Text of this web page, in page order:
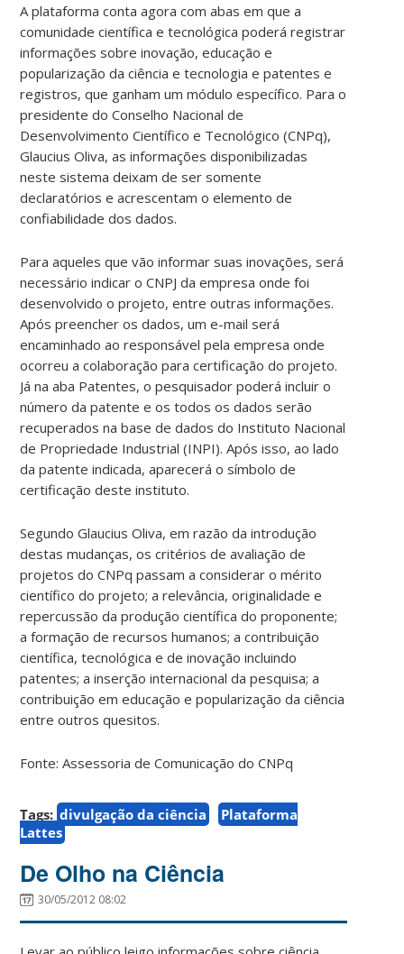
A plataforma conta agora com abas em que a
comunidade científica e tecnológica poderá registrar
informações sobre inovação, educação e
popularização da ciência e tecnologia e patentes e
registros, que ganham um módulo específico. Para o
presidente do Conselho Nacional de
Desenvolvimento Científico e Tecnológico (CNPq),
Glaucius Oliva, as informações disponibilizadas
neste sistema deixam de ser somente
declaratórios e acrescentam o elemento de
confiabilidade dos dados.
Para aqueles que vão informar suas inovações, será
necessário indicar o CNPJ da empresa onde foi
desenvolvido o projeto, entre outras informações.
Após preencher os dados, um e-mail será
encaminhado ao responsável pela empresa onde
ocorreu a colaboração para certificação do projeto.
Já na aba Patentes, o pesquisador poderá incluir o
número da patente e os todos os dados serão
recuperados na base de dados do Instituto Nacional
de Propriedade Industrial (INPI). Após isso, ao lado
da patente indicada, aparecerá o símbolo de
certificação deste instituto.
Segundo Glaucius Oliva, em razão da introdução
destas mudanças, os critérios de avaliação de
projetos do CNPq passam a considerar o mérito
científico do projeto; a relevância, originalidade e
repercussão da produção científica do proponente;
a formação de recursos humanos; a contribuição
científica, tecnológica e de inovação incluindo
patentes; a inserção internacional da pesquisa; a
contribuição em educação e popularização da ciência
entre outros quesitos.
Fonte: Assessoria de Comunicação do CNPq
Tags: divulgação da ciência
Plataforma
Lattes
De Olho na Ciência
30/05/2012 08:02